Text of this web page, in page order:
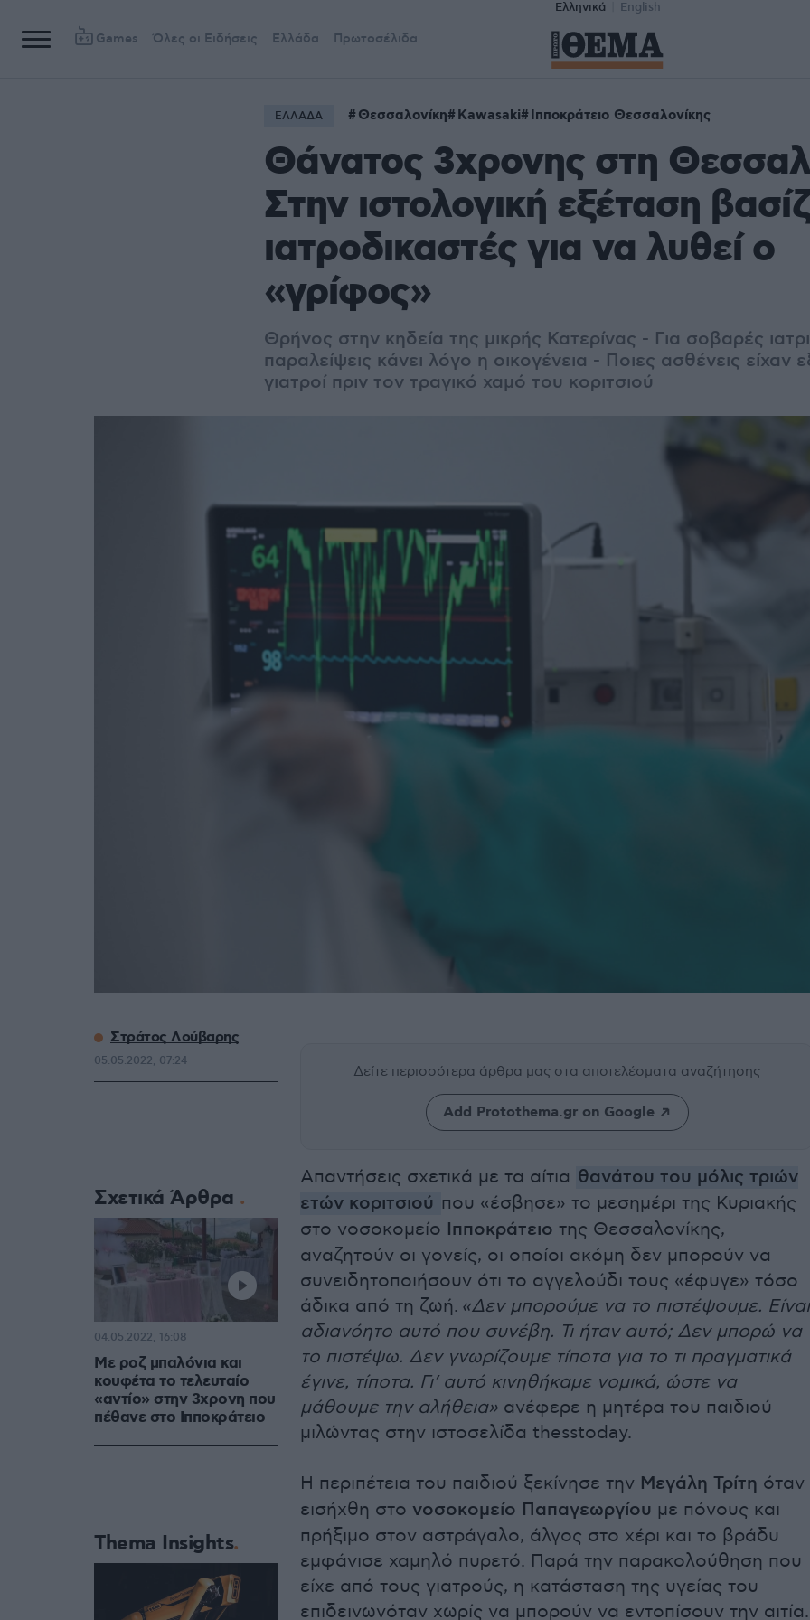
Ελληνικά English
Games Όλες οι Ειδήσεις Ελλάδα Πρωτοσέλιδα
ΕΛΛΑΔΑ Θεσσαλονίκη Kawasaki Ιπποκράτειο Θεσσαλονίκης
Θάνατος 3χρονης στη
Στην ιστολογική εξέταση
ιατροδικαστές για να λυθεί ο
«γρίφος»
Θρήνος στην κηδεία της μικρής Κατερίνας - Για σοβαρές
παραλείψεις κάνει λόγο η οικογένεια - Ποιες ασθένεις είχαν
γιατροί πριν τον τραγικό χαμό του κοριτσιού
Δείτε περισσότερα άρθρα μας στα αποτελέσματα αναζήτησης
Add Protothema.gr on Google
Απαντήσεις σχετικά με τα αίτια θανάτου του μόλις τριών
ετών κοριτσιού που «έσβησε» το μεσημέρι της Κυριακής
στο νοσοκομείο Ιπποκράτειο της Θεσσαλονίκης,
αναζητούν οι γονείς, οι οποίοι ακόμη δεν μπορούν να
συνειδητοποιήσουν ότι το αγγελούδι τους «έφυγε» τόσο
άδικα από τη ζωή. «Δεν μπορούμε να το πιστέψουμε. Είναι
αδιανόητο αυτό που συνέβη. Τι ήταν αυτό; Δεν μπορώ να
το πιστέψω. Δεν γνωρίζουμε τίποτα για το τι πραγματικά
έγινε, τίποτα. Γι’ αυτό κινηθήκαμε νομικά, ώστε να
μάθουμε την αλήθεια» ανέφερε η μητέρα του παιδιού
μιλώντας στην ιστοσελίδα thesstoday.
Η περιπέτεια του παιδιού ξεκίνησε την Μεγάλη Τρίτη όταν
εισήχθη στο νοσοκομείο Παπαγεωργίου με πόνους και
πρήξιμο στον αστράγαλο, άλγος στο χέρι και το βράδυ
εμφάνισε χαμηλό πυρετό. Παρά την παρακολούθηση που
είχε από τους γιατρούς, η κατάσταση της υγείας του
επιδεινωνόταν χωρίς να μπορούν να εντοπίσουν την αιτία.
Στράτος Λούβαρης
05.05.2022, 07:24
Σχετικά Άρθρα
Με ροζ μπαλόνια και
κουφέτα το τελευταίο
«αντίο» στην 3χρονη που
πέθανε στο Ιπποκράτειο
04.05.2022, 16:08
Thema Insights